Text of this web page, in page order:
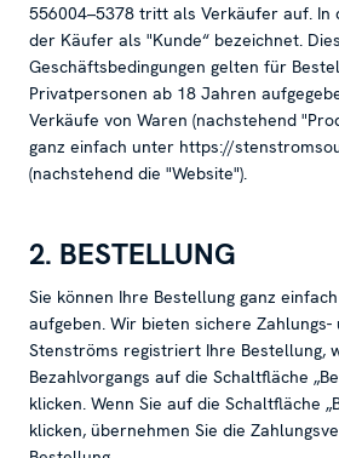
556004–5378 tritt als Verkäufer auf. In
der Käufer als "Kunde“ bezeichnet.
Geschäftsbedingungen gelten für
Privatpersonen ab 18 Jahren
Verkäufe von Waren (nachstehend
ganz einfach unter https://
(nachstehend die "Website").
2. BESTELLUNG
Sie können Ihre Bestellung ganz
aufgeben. Wir bieten sichere
Stenströms registriert Ihre Bestellung,
Bezahlvorgangs auf die Schaltfläche
klicken. Wenn Sie auf die Schaltfläche
klicken, übernehmen Sie die